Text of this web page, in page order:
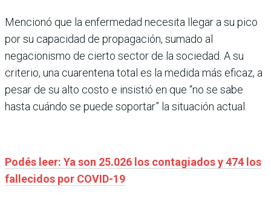
Mencionó que la enfermedad necesita llegar a su pico
por su capacidad de propagación, sumado al
negacionismo de cierto sector de la sociedad. A su
criterio, una cuarentena total es la medida más eficaz, a
pesar de su alto costo e insistió en que “no se sabe
hasta cuándo se puede soportar” la situación actual.
Podés leer: Ya son 25.026 los contagiados y 474 los
fallecidos por COVID-19